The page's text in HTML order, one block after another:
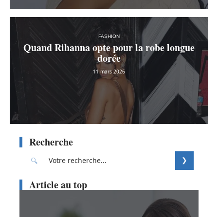
FASHION
Quand Rihanna opte pour la robe longue
dorée
11 mars 2026
Recherche
Article au top